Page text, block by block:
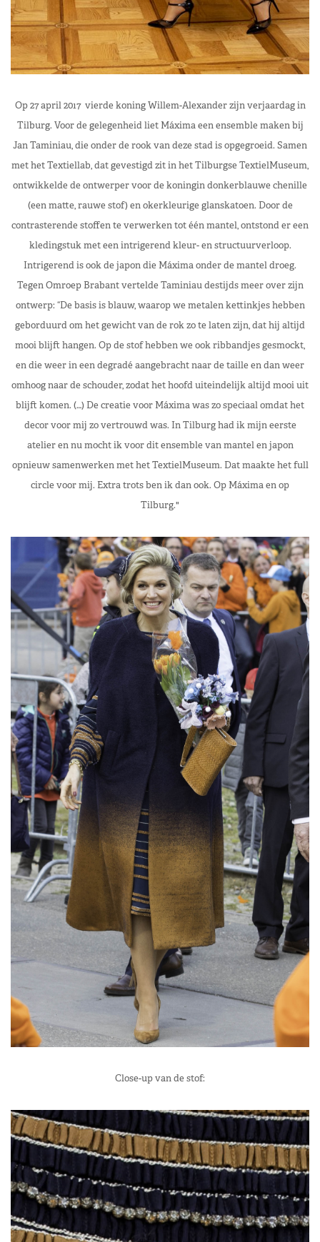
Op 27 april 2017 vierde koning Willem-Alexander zijn verjaardag in
Tilburg. Voor de gelegenheid liet Máxima een ensemble maken bij
Jan Taminiau, die onder de rook van deze stad is opgegroeid. Samen
met het Textiellab, dat gevestigd zit in het Tilburgse TextielMuseum,
ontwikkelde de ontwerper voor de koningin donkerblauwe chenille
(een matte, rauwe stof) en okerkleurige glanskatoen. Door de
contrasterende stoffen te verwerken tot één mantel, ontstond er een
kledingstuk met een intrigerend kleur- en structuurverloop.
Intrigerend is ook de japon die Máxima onder de mantel droeg.
Tegen Omroep Brabant vertelde Taminiau destijds meer over zijn
ontwerp: “De basis is blauw, waarop we metalen kettinkjes hebben
geborduurd om het gewicht van de rok zo te laten zijn, dat hij altijd
mooi blijft hangen. Op de stof hebben we ook ribbandjes gesmockt,
en die weer in een degradé aangebracht naar de taille en dan weer
omhoog naar de schouder, zodat het hoofd uiteindelijk altijd mooi uit
blijft komen. (…) De creatie voor Máxima was zo speciaal omdat het
decor voor mij zo vertrouwd was. In Tilburg had ik mijn eerste
atelier en nu mocht ik voor dit ensemble van mantel en japon
opnieuw samenwerken met het TextielMuseum. Dat maakte het full
circle voor mij. Extra trots ben ik dan ook. Op Máxima en op
Tilburg."
Close-up van de stof: